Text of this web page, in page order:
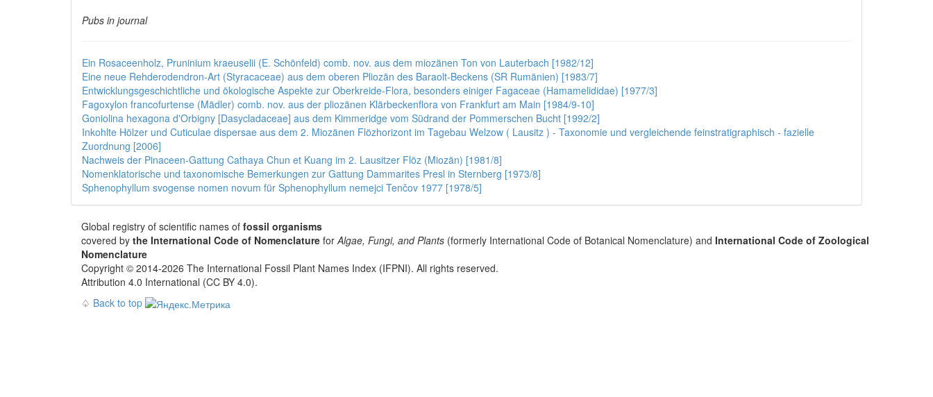
Pubs in journal
Ein Rosaceenholz, Pruninium kraeuselii (E. Schönfeld) comb. nov. aus dem miozänen Ton von Lauterbach [1982/12]
Eine neue Rehderodendron-Art (Styracaceae) aus dem oberen Pliozän des Baraolt-Beckens (SR Rumänien) [1983/7]
Entwicklungsgeschichtliche und ökologische Aspekte zur Oberkreide-Flora, besonders einiger Fagaceae (Hamamelididae) [1977/3]
Fagoxylon francofurtense (Mädler) comb. nov. aus der pliozänen Klärbeckenflora von Frankfurt am Main [1984/9-10]
Goniolina hexagona d'Orbigny [Dasycladaceae] aus dem Kimmeridge vom Südrand der Pommerschen Bucht [1992/2]
Inkohlte Hölzer und Cuticulae dispersae aus dem 2. Miozänen Flözhorizont im Tagebau Welzow ( Lausitz ) - Taxonomie und vergleichende feinstratigraphisch - fazielle
Zuordnung [2006]
Nachweis der Pinaceen-Gattung Cathaya Chun et Kuang im 2. Lausitzer Flöz (Miozän) [1981/8]
Nomenklatorische und taxonomische Bemerkungen zur Gattung Dammarites Presl in Sternberg [1973/8]
Sphenophyllum svogense nomen novum für Sphenophyllum nemejci Tenčov 1977 [1978/5]
Global registry of scientific names of fossil organisms
covered by the International Code of Nomenclature forAlgae, Fungi, and Plants (formerly International Code of Botanical Nomenclature) and International Code of Zoological
Nomenclature
Copyright © 2014-2026 The International Fossil Plant Names Index (IFPNI). All rights reserved.
Attribution 4.0 International (CC BY 4.0).
♤ Back to top